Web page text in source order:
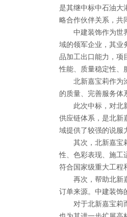
是其继中标中石油大
略合作伙伴关系，共
中建装饰作为世界
域的领军企业，其业
品加工出口能力，项
性能、质量稳定性、
北新嘉宝莉作为涂
的质量、完善服务体
此次中标，对北新
供应链体系，是北新
域提供了较强的说服
其次，北新嘉宝莉
性、色彩表现、施工
符合国家级重大工程
再次，帮助北新嘉
订单来源。中建装饰
对于北新嘉宝莉而